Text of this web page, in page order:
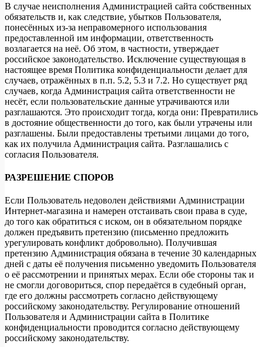
В случае неисполнения Администрацией сайта собственных
обязательств и, как следствие, убытков Пользователя,
понесённых из-за неправомерного использования
предоставленной им информации, ответственность
возлагается на неё. Об этом, в частности, утверждает
российское законодательство. Исключение существующая в
настоящее время Политика конфиденциальности делает для
случаев, отражённых в п.п. 5.2, 5.3 и 7.2. Но существует ряд
случаев, когда Администрация сайта ответственности не
несёт, если пользовательские данные утрачиваются или
разглашаются. Это происходит тогда, когда они: Превратились
в достояние общественности до того, как были утрачены или
разглашены. Были предоставлены третьими лицами до того,
как их получила Администрация сайта. Разглашались с
согласия Пользователя.
РАЗРЕШЕНИЕ СПОРОВ
Если Пользователь недоволен действиями Администрации
Интернет-магазина и намерен отстаивать свои права в суде,
до того как обратиться с иском, он в обязательном порядке
должен предъявить претензию (письменно предложить
урегулировать конфликт добровольно). Получившая
претензию Администрация обязана в течение 30 календарных
дней с даты её получения письменно уведомить Пользователя
о её рассмотрении и принятых мерах. Если обе стороны так и
не смогли договориться, спор передаётся в судебный орган,
где его должны рассмотреть согласно действующему
российскому законодательству. Регулирование отношений
Пользователя и Администрации сайта в Политике
конфиденциальности проводится согласно действующему
российскому законодательству.